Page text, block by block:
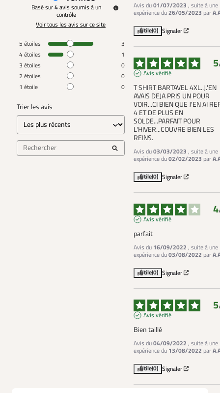
Basé sur4avis soumis à un
contrôle
Voir tous les avis sur ce site
5 étoiles
3
4étoiles
1
3 étoiles
0
2 étoiles
0
1 étoile 0
Trier les avis
Avis du01/07/2023 , suite à une
expérience du26/05/2023 par
Utile(0) Signaler
5
Avis vérifié
T SHIRT BARTAVEL 4XL..J.'EN
AVAIS DEJA PRIS UN POUR
VOIR...CI BIEN QUE J'EN AI
4 ET DE PLUS EN
SOLDE...PARFAIT POUR
L'HIVER...COUVRE BIEN LES
REINS.
Avis du03/03/2023 , suite à une
expérience du02/02/2023 par
Utile(0) Signaler
4
Avis vérifié
parfait
Avis du 16/09/2022 , suite à une
expérience du03/08/2022 par
Utile(0) Signaler
5
Avis vérifié
Bien taillé
Avis du04/09/2022 , suite à une
expérience du 13/08/2022 par
Utile(0) Signaler